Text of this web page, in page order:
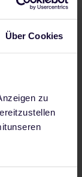
Über Cookies
zu